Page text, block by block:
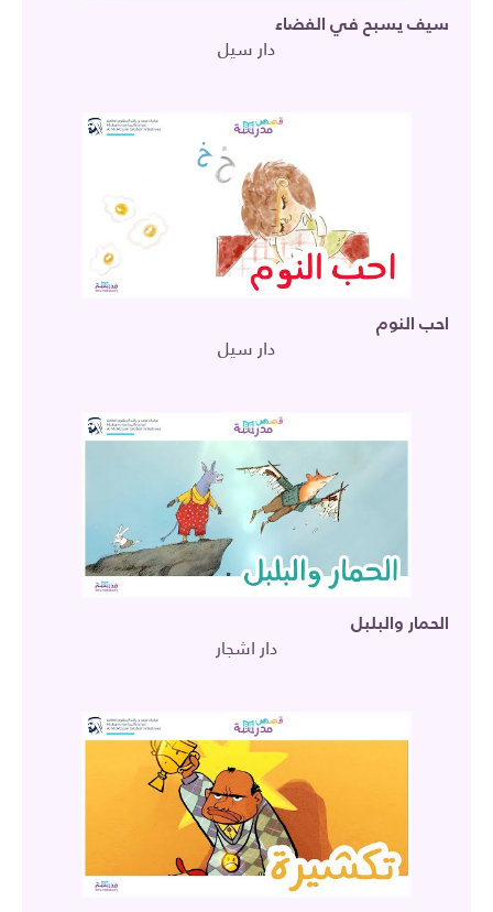
سيف يسبح في الفضاء
دار سيل
احب النوم
دار سيل
الحمار والبلبل
دار اشجار